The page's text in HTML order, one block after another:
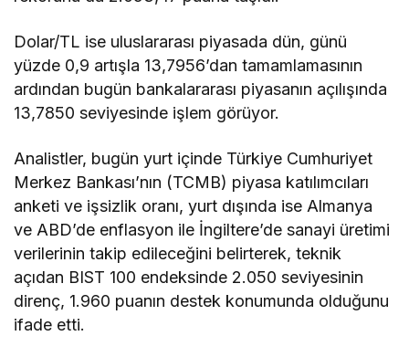
katılımcıları anketi
10.00 Türkiye, ekim ayı işsizlik oranı
10.00 İngiltere, ekim ayı sanayi üretimi
16.30 ABD, kasım ayı TÜFE
18.00 ABD, aralık ayı Michigan Üniversitesi
tüketici güven endeksi